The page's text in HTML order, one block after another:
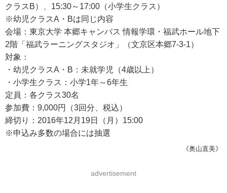
クラスB）、15:30～17:00（小学生クラス）
※幼児クラスA・Bは同じ内容
会場：東京大学 本郷キャンパス 情報学環・福武ホール地下
2階「福武ラーニングスタジオ」（文京区本郷7-3-1）
対象：
・幼児クラスA・B：未就学児（4歳以上）
・小学生クラス：小学1年～6年生
定員：各クラス30名
参加費：9,000円（3回分、税込）
締切り：2016年12月19日（月）15:00
※申込み多数の場合には抽選
《奥山直美》
advertisement